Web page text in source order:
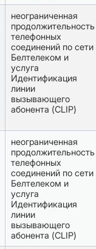
неограниченная
продолжительность
телефонных
соединений по сети
Белтелеком и
услуга
Идентификация
линии
вызывающего
абонента (CLIP)
неограниченная
продолжительность
телефонных
соединений по сети
Белтелеком и
услуга
Идентификация
линии
вызывающего
абонента (CLIP)